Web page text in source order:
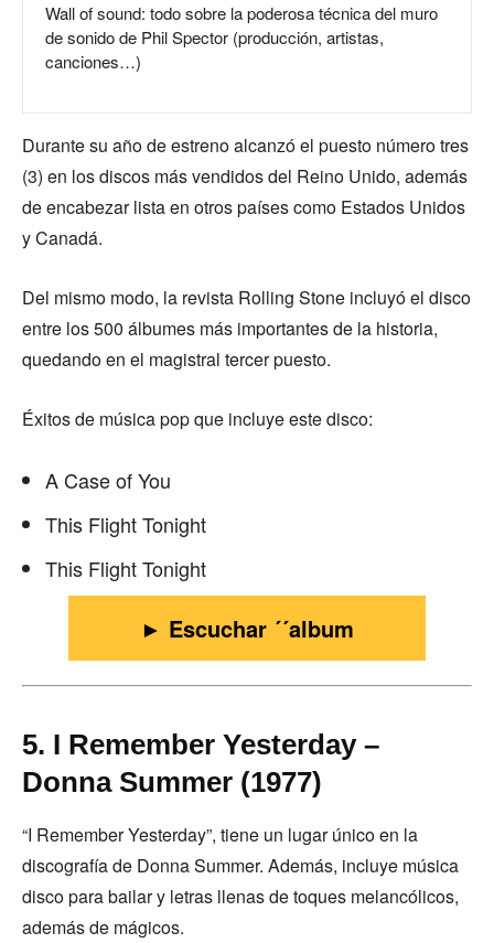
Wall of sound: todo sobre la poderosa técnica del muro
de sonido de Phil Spector (producción, artistas,
canciones…)
Durante su año de estreno alcanzó el puesto número tres
(3) en los discos más vendidos del Reino Unido, además
de encabezar lista en otros países como Estados Unidos
y Canadá.
Del mismo modo, la revista Rolling Stone incluyó el disco
entre los 500 álbumes más importantes de la historia,
quedando en el magistral tercer puesto.
Éxitos de música pop que incluye este disco:
A Case of You
This Flight Tonight
This Flight Tonight
► Escuchar ´´album
5. I Remember Yesterday –
Donna Summer (1977)
“I Remember Yesterday”, tiene un lugar único en la
discografía de Donna Summer. Además, incluye música
disco para bailar y letras llenas de toques melancólicos,
además de mágicos.